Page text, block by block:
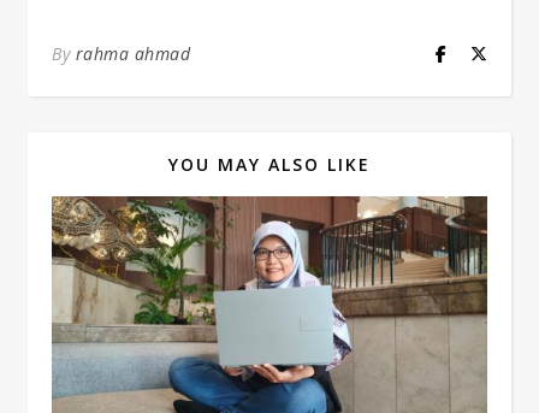
By rahma ahmad
YOU MAY ALSO LIKE